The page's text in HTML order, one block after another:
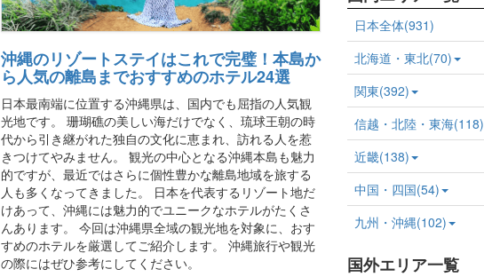
沖縄のリゾートステイはこれで完璧！本島か
ら人気の離島までおすすめのホテル24選
日本最南端に位置する沖縄県は、国内でも屈指の人気観
光地です。 珊瑚礁の美しい海だけでなく、琉球王朝の時
代から引き継がれた独自の文化に恵まれ、訪れる人を惹
きつけてやみません。 観光の中心となる沖縄本島も魅力
的ですが、最近ではさらに個性豊かな離島地域を旅する
人も多くなってきました。 日本を代表するリゾート地だ
けあって、沖縄には魅力的でユニークなホテルがたくさ
んあります。 今回は沖縄県全域の観光地を対象に、おす
すめのホテルを厳選してご紹介します。 沖縄旅行や観光
の際にはぜひ参考にしてください。
日本全体(931)
北海道・東北(70)
関東(392)
信越・北陸・東海(118)
近畿(138)
中国・四国(54)
九州・沖縄(102)
国外エリア一覧